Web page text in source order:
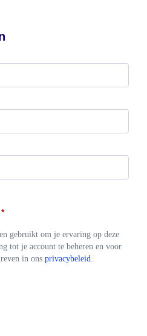
*
gebruikt om je ervaring op deze
tot je account te beheren en voor
in ons privacybeleid.